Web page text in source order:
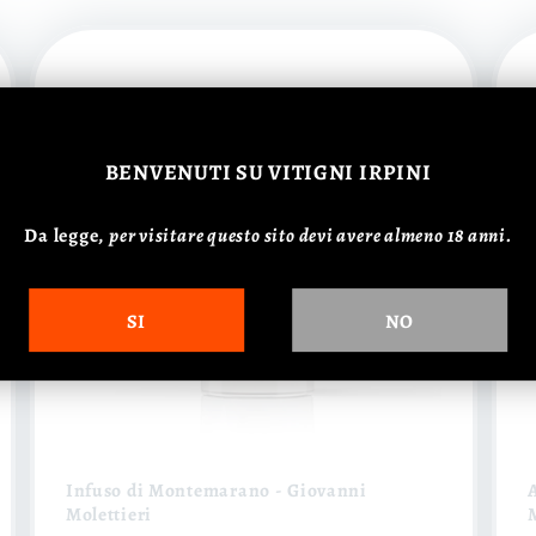
Infuso di Montemarano - Giovanni
Molettieri
BENVENUTI SU VITIGNI IRPINI
Da legge,per visitare questo sito devi avere almeno 18 anni.
SI NO